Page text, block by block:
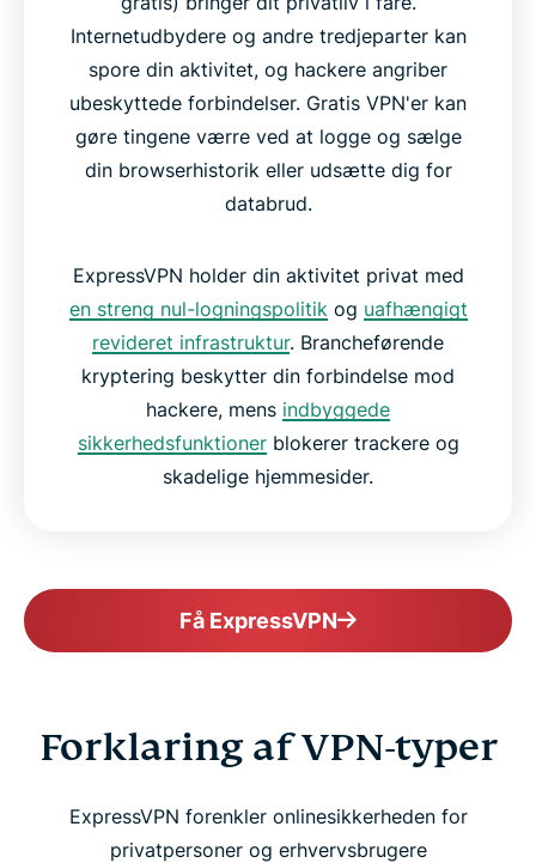
Internetudbydere og andre tredjeparter kan
spore din aktivitet, og hackere angriber
ubeskyttede forbindelser. Gratis VPN'er kan
gøre tingene værre ved at logge og sælge
din browserhistorik eller udsætte dig for
databrud.
ExpressVPN holder din aktivitet privat med
en streng nul-logningspolitik og uafhængigt
revideret infrastruktur. Brancheførende
kryptering beskytter din forbindelse mod
hackere, mens indbyggede
sikkerhedsfunktionerblokerer trackere og
skadelige hjemmesider.
Få ExpressVPN
Forklaring af VPN-typer
ExpressVPN forenkler onlinesikkerheden for
privatpersoner og erhvervsbrugere